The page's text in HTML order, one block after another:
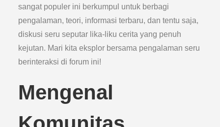
sangat populer ini berkumpul untuk berbagi
pengalaman, teori, informasi terbaru, dan tentu saja,
diskusi seru seputar lika-liku cerita yang penuh
kejutan. Mari kita eksplor bersama pengalaman seru
berinteraksi di forum ini!
Mengenal